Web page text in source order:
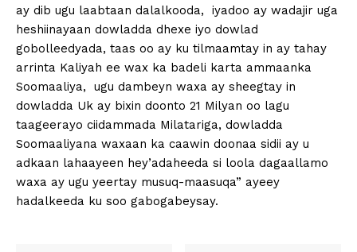
ay dib ugu laabtaan dalalkooda, iyadoo ay wadajir uga
heshiinayaan dowladda dhexe iyo dowlad
gobolleedyada, taas oo ay ku tilmaamtay in ay tahay
arrinta Kaliyah ee wax ka badeli karta ammaanka
Soomaaliya, ugu dambeyn waxa ay sheegtay in
dowladda Uk ay bixin doonto 21 Milyan oo lagu
taageerayo ciidammada Milatariga, dowladda
Soomaaliyana waxaan ka caawin doonaa sidii ay u
adkaan lahaayeen hey’adaheeda si loola dagaallamo
waxa ay ugu yeertay musuq-maasuqa” ayeey
hadalkeeda ku soo gabogabeysay.